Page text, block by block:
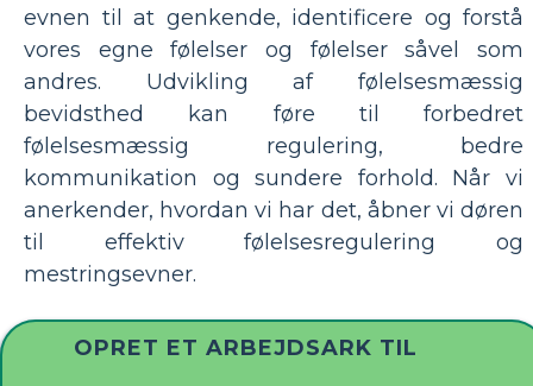
evnen til at genkende, identificere og forstå
vores egne følelser og følelser såvel som
andres. Udvikling af følelsesmæssig
bevidsthed kan føre til forbedret
følelsesmæssig regulering, bedre
kommunikation og sundere forhold. Når vi
anerkender, hvordan vi har det, åbner vi døren
til effektiv følelsesregulering og
mestringsevner.
OPRET ET ARBEJDSARK TIL